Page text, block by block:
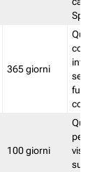
Split
365 giorni
100 giorni
su